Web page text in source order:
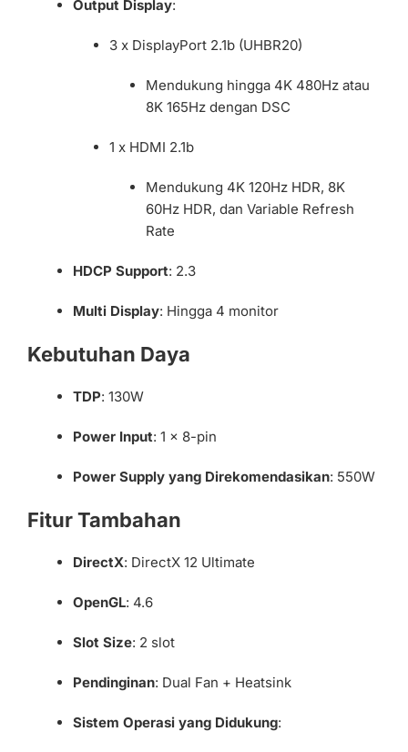
Output Display:
3 x DisplayPort 2.1b (UHBR20)
Mendukung hingga 4K 480Hz atau
8K 165Hz dengan DSC
1 x HDMI 2.1b
Mendukung 4K 120Hz HDR, 8K
60Hz HDR, dan Variable Refresh
Rate
HDCP Support: 2.3
Multi Display: Hingga 4 monitor
Kebutuhan Daya
TDP: 130W
Power Input: 1 x 8-pin
Power Supply yang Direkomendasikan: 550W
Fitur Tambahan
DirectX: DirectX 12 Ultimate
OpenGL: 4.6
Slot Size: 2 slot
Pendinginan: Dual Fan + Heatsink
Sistem Operasi yang Didukung: